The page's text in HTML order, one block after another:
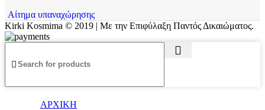
Αίτημα υπαναχώρησης
Kirki Kosmima © 2019 | Με την Επιφύλαξη Παντός Δικαιώματος.
ΑΡΧΙΚΗ